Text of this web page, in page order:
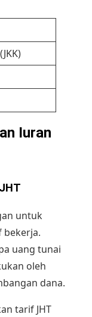
Iuran
untuk
bekerja.
uang tunai
oleh
dana.
tarif JHT